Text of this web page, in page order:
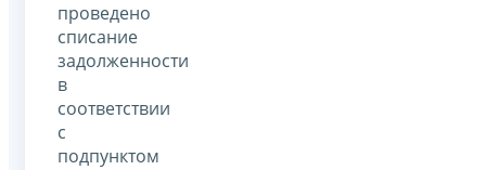
проведено
списание
задолженности
в
соответствии
с
подпунктом